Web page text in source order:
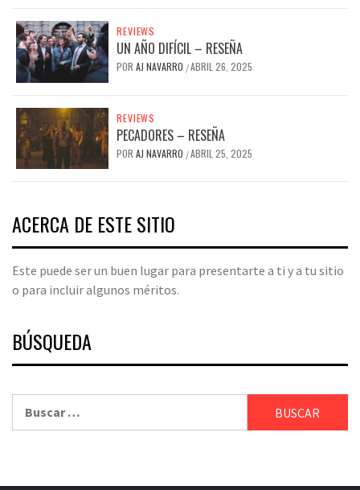
REVIEWS
UN AÑO DIFÍCIL – RESEÑA
POR AJ NAVARRO /ABRIL 26, 2025
REVIEWS
PECADORES – RESEÑA
POR AJ NAVARRO /ABRIL 25, 2025
ACERCA DE ESTE SITIO
Este puede ser un buen lugar para presentarte a ti y a tu sitio
o para incluir algunos méritos.
BÚSQUEDA